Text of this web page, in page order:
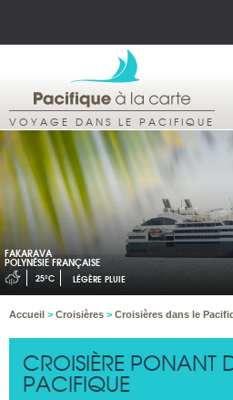
VOYAGE DANS LE PACIFIQUE
FAKARAVA
POLYNÉSIE FRANÇAISE
25°C LÉGÈRE PLUIE
Accueil > Croisières > Croisières dans le
CROISIÈRE PONANT
PACIFIQUE